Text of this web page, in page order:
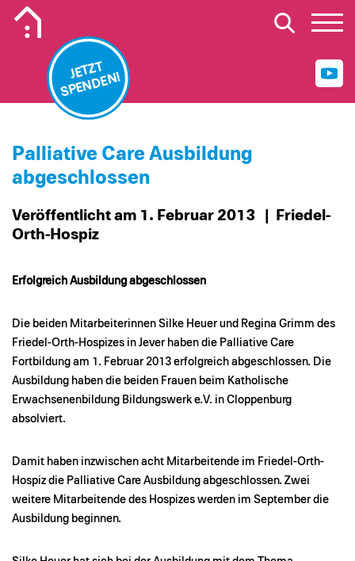
JETZT
SPENDEN!
Palliative Care Ausbildung
abgeschlossen
Veröffentlicht am 1. Februar 2013
| Friedel-
Orth-Hospiz
Erfolgreich Ausbildung abgeschlossen
Die beiden Mitarbeiterinnen Silke Heuer und Regina Grimm des
Friedel-Orth-Hospizes in Jever haben die Palliative Care
Fortbildung am 1. Februar 2013 erfolgreich abgeschlossen. Die
Ausbildung haben die beiden Frauen beim Katholische
Erwachsenenbildung Bildungswerk e.V. in Cloppenburg
absolviert.
Damit haben inzwischen acht Mitarbeitende im Friedel-Orth-
Hospiz die Palliative Care Ausbildung abgeschlossen. Zwei
weitere Mitarbeitende des Hospizes werden im September die
Ausbildung beginnen.
Mobiles Logo Mission Lebenshaus